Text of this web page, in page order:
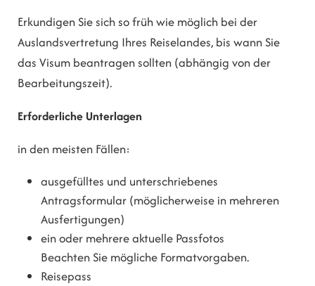
Erkundigen Sie sich so früh wie möglich bei der
Auslandsvertretung Ihres Reiselandes, bis wann Sie
das Visum beantragen sollten (abhängig von der
Bearbeitungszeit).
Erforderliche Unterlagen
in den meisten Fällen:
ausgefülltes und unterschriebenes
Antragsformular (möglicherweise in mehreren
Ausfertigungen)
ein oder mehrere aktuelle Passfotos
Beachten Sie mögliche Formatvorgaben.
Reisepass